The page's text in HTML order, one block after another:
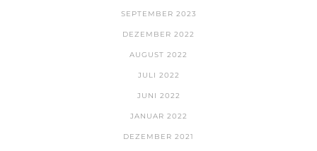
SEPTEMBER 2023
DEZEMBER 2022
AUGUST 2022
JULI 2022
JUNI 2022
JANUAR 2022
DEZEMBER 2021